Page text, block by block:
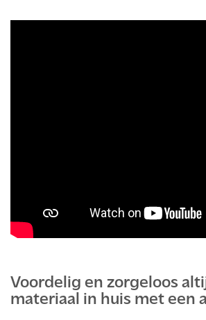
Voordelig en zorgeloos
materiaal in huis met een